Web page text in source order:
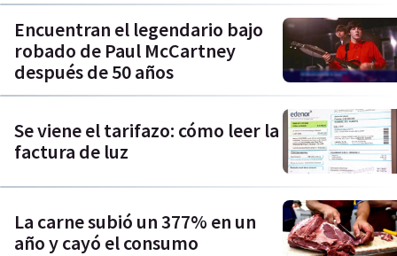
Encuentran el legendario bajo
robado de Paul McCartney
después de 50 años
Se viene el tarifazo: cómo leer la
factura de luz
La carne subió un 377% en un
año y cayó el consumo